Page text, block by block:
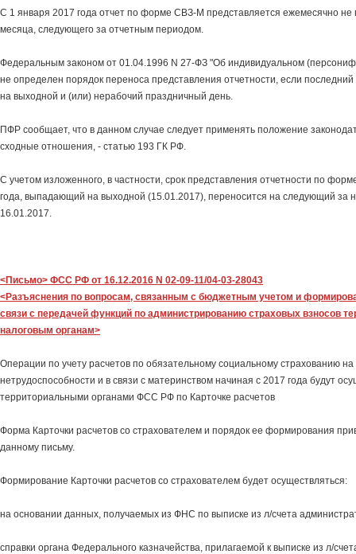
С 1 января 2017 года отчет по форме СВЗ-М представляется ежемесячно не
месяца, следующего за отчетным периодом.
Федеральным законом от 01.04.1996 N 27-ФЗ "Об индивидуальном
не определен порядок переноса представления отчетности, если последний
на выходной и (или) нерабочий праздничный день.
ПФР сообщает, что в данном случае следует применять положение
сходные отношения, - статью 193 ГК РФ.
С учетом изложенного, в частности, срок представления отчетности по
года, выпадающий на выходной (15.01.2017), переносится на следующий за
16.01.2017.
<Письмо> ФСС РФ от 16.12.2016 N 02-09-11/04-03-28043
<Разъяснения по вопросам, связанным с бюджетным учетом и
связи с передачей функций по администрированию страховых взносов
налоговым органам>
Операции по учету расчетов по обязательному социальному страхованию
нетрудоспособности и в связи с материнством начиная с 2017 года будут
территориальными органами ФСС РФ по Карточке расчетов
Форма Карточки расчетов со страхователем и порядок ее формирования
данному письму.
Формирование Карточки расчетов со страхователем будет осуществляться:
на основании данных, получаемых из ФНС по выписке из л/счета
справки органа Федерального казначейства, прилагаемой к выписке из л/